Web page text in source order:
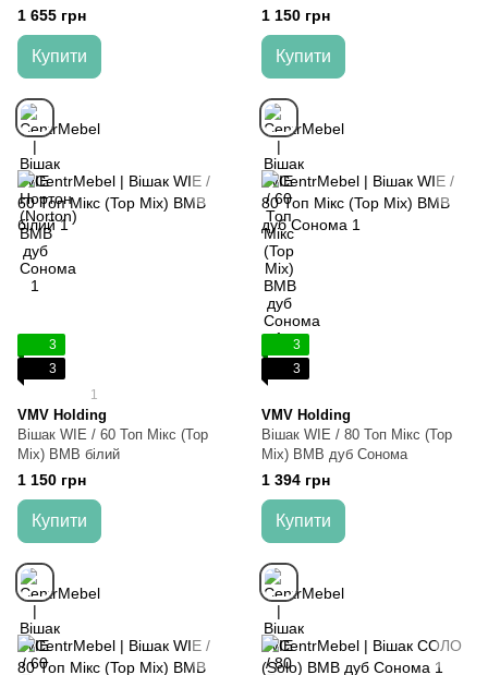
1 655 грн
Купити
1 150 грн
Купити
3
3
1
VMV Holding
Вішак WIE / 60 Топ Мікс (Top
Mix) ВМВ білий
1 150 грн
Купити
3
3
VMV Holding
Вішак WIE / 80 Топ Мікс (Top
Mix) ВМВ дуб Сонома
1 394 грн
Купити